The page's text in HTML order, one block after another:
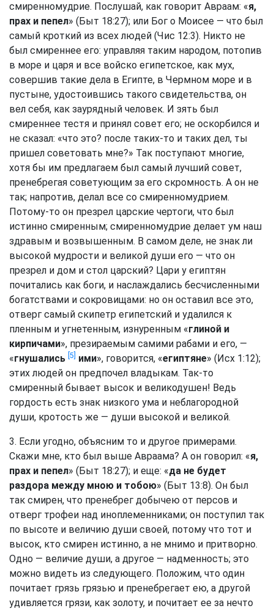
смиренномудрие. Послушай, как говорит Авраам: «я,
прах и пепел» (Быт 18:27); или Бог о Моисее — что был
самый кроткий из всех людей (Чис 12:3). Никто не
был смиреннее его: управляя таким народом, потопив
в море и царя и все войско египетское, как мух,
совершив такие дела в Египте, в Чермном море и в
пустыне, удостоившись такого свидетельства, он
вел себя, как заурядный человек. И зять был
смиреннее тестя и принял совет его; не оскорбился и
не сказал: «что это? после таких-то и таких дел, ты
пришел советовать мне?» Так поступают многие,
хотя бы им предлагаем был самый лучший совет,
пренебрегая советующим за его скромность. А он не
так; напротив, делал все со смиренномудрием.
Потому-то он презрел царские чертоги, что был
истинно смиренным; смиренномудрие делает ум наш
здравым и возвышенным. В самом деле, не знак ли
высокой мудрости и великой души его — что он
презрел и дом и стол царский? Цари у египтян
почитались как боги, и наслаждались бесчисленными
богатствами и сокровищами: но он оставил все это,
отверг самый скипетр египетский и удалился к
пленным и угнетенным, изнуренным «глиной и
кирпичами», презираемым самими рабами и его, —
«гнушались [5] ими», говорится, «египтяне» (Исх 1:12);
этих людей он предпочел владыкам. Так-то
смиренный бывает высок и великодушен! Ведь
гордость есть знак низкого ума и неблагородной
души, кротость же — души высокой и великой.
3. Если угодно, объясним то и другое примерами.
Скажи мне, кто был выше Авраама? А он говорил: «я,
прах и пепел» (Быт 18:27); и еще: «да не будет
раздора между мною и тобою» (Быт 13:8). Он был
так смирен, что пренебрег добычею от персов и
отверг трофеи над иноплеменниками; он поступил так
по высоте и величию души своей, потому что тот и
высок, кто смирен истинно, а не мнимо и притворно.
Одно — величие души, а другое — надменность; это
можно видеть из следующего. Положим, что один
почитает грязь грязью и пренебрегает ею, а другой
удивляется грязи, как золоту, и почитает ее за нечто